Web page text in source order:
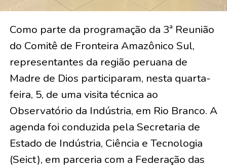
Como parte da programação da 3ª Reunião
do Comitê de Fronteira Amazônico Sul,
representantes da região peruana de
Madre de Dios participaram, nesta quarta-
feira, 5, de uma visita técnica ao
Observatório da Indústria, em Rio Branco. A
agenda foi conduzida pela Secretaria de
Estado de Indústria, Ciência e Tecnologia
(Seict), em parceria com a Federação das